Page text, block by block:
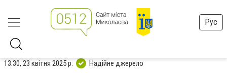
Рус
13:30, 23 квітня 2025 р. Надійне джерело